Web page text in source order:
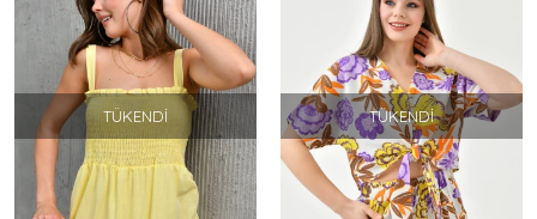
TÜKENDI TÜKENDI